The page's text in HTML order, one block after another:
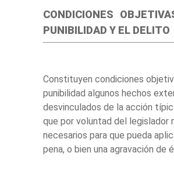
CONDICIONES
PUNIBILIDAD Y EL DELITO
Constituyen condiciones
punibilidad algunos hechos
desvinculados de la acción
que por voluntad del legislador
necesarios para que pueda
pena, o bien una agravación de